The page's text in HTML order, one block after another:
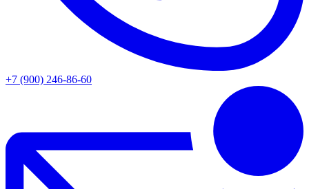
+7 (900) 246-86-60